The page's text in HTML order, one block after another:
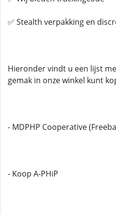
✅ Stealth verpakking en
Hieronder vindt u een lijst
gemak in onze winkel kunt
- MDPHP Cooperative
- Koop A-PHiP